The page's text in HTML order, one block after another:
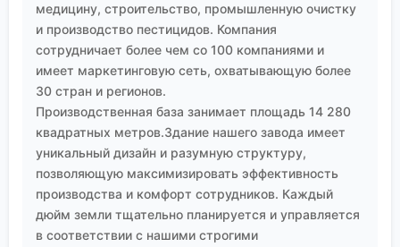
растворитель использует на своём конкретном
объекте, со всеми его уникальными
особенностями и ?узкими? местами.
Работая с десятками предприятий, приходишь к
выводу, что там, где есть понимание этой
комплексности, где инженер по охране труда
реально вникает в технологию, а не просто
подшивает паспорта безопасности, там случаи
острых отравлений — редкость. Там их
рассматривают не как фатальную случайность, а
как системный сбой, который можно и нужно
медицину, строительство, промышленную очистку
и производство пестицидов. Компания
сотрудничает более чем со 100 компаниями и
имеет маркетинговую сеть, охватывающую более
30 стран и регионов.
Производственная база занимает площадь 14 280
квадратных метров.Здание нашего завода имеет
уникальный дизайн и разумную структуру,
позволяющую максимизировать эффективность
производства и комфорт сотрудников. Каждый
дюйм земли тщательно планируется и управляется
в соответствии с нашими строгими